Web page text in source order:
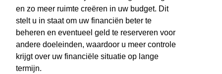
en zo meer ruimte creëren in uw budget. Dit
stelt u in staat om uw financiën beter te
beheren en eventueel geld te reserveren voor
andere doeleinden, waardoor u meer controle
krijgt over uw financiële situatie op lange
termijn.